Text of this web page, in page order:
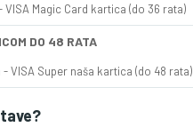
VISA Magic Card kartica (do 36 rata)
DO 48 RATA
- VISA Super naša kartica (do 48 rata)